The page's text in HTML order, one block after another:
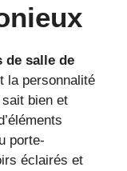
de salle de
la personnalité
bien et
porte-
éclairés et